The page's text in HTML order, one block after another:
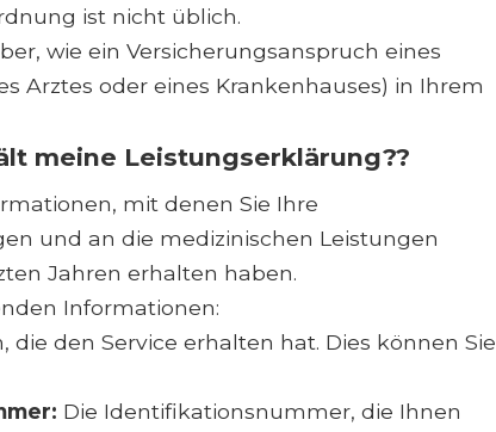
ist nicht üblich.
wie ein Versicherungsanspruch eines
Arztes oder eines Krankenhauses) in Ihrem
meine Leistungserklärung??
mit denen Sie Ihre
und an die medizinischen Leistungen
Jahren erhalten haben.
Informationen:
die den Service erhalten hat. Dies können Sie
Die Identifikationsnummer, die Ihnen